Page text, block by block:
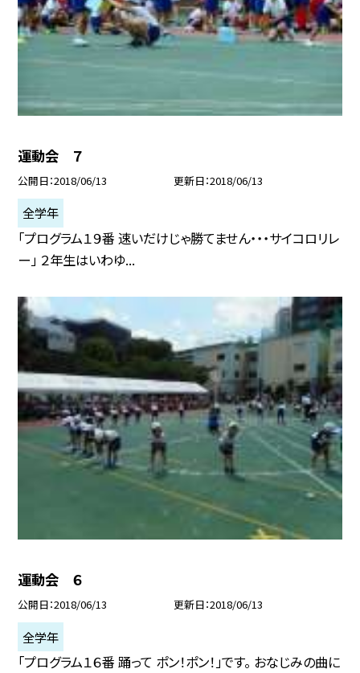
運動会 ７
公開日 2018/06/13 更新日 2018/06/13
全学年
「プログラム１９番 速いだけじゃ勝てません・・・サイコロリレ
ー」 ２年生はいわゆ...
運動会 ６
公開日 2018/06/13 更新日 2018/06/13
全学年
「プログラム１６番 踊って ポン！ポン！」です。 おなじみの曲に